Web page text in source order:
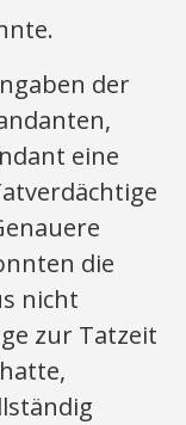
der
eine
die
nicht
zur Tatzeit